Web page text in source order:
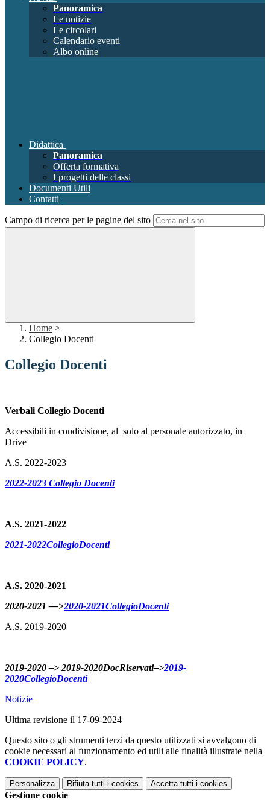
Panoramica
Le notizie
Le circolari
Calendario eventi
Albo online
Didattica
Panoramica
Offerta formativa
I progetti delle classi
Documenti Utili
Contatti
Campo di ricerca per le pagine del sito
Home >
Collegio Docenti
Collegio Docenti
Verbali Collegio Docenti
Accessibili in condivisione, al solo al personale autorizzato, in
Drive
A.S. 2022-2023
2022-2023 Collegio Docenti
A.S. 2021-2022
2021-2022CollegioDocenti
A.S. 2020-2021
2020-2021 —>2020-2021CollegioDocenti
A.S. 2019-2020
2019-2020 –> 2019-2020DocRiservati–>2019-
2020CollegioDocenti
Notizie
Ultima revisione il 17-09-2024
Questo sito o gli strumenti terzi da questo utilizzati si avvalgono di
cookie necessari al funzionamento ed utili alle finalità illustrate nella
COOKIE POLICY.
Personalizza Rifiuta tutti i cookies Accetta tutti i cookies
Gestione cookie